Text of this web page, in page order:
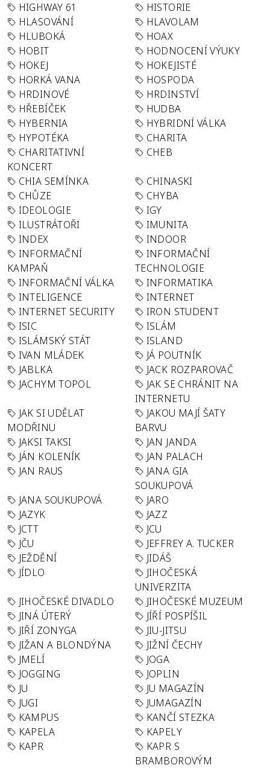
HIGHWAY 61
HISTORIE
HLASOVÁNÍ
HLAVOLAM
HLUBOKÁ
HOAX
HOBIT
HODNOCENÍ VÝUKY
HOKEJ
HOKEJISTÉ
HORKÁ VANA
HOSPODA
HRDINOVÉ
HRDINSTVÍ
HŘEBÍČEK
HUDBA
HYBERNIA
HYBRIDNÍ VÁLKA
HYPOTÉKA
CHARITA
CHARITATIVNÍ
KONCERT
CHEB
CHIA SEMÍNKA
CHINASKI
CHŮZE
CHYBA
IDEOLOGIE
IGY
ILUSTRÁTOŘI
IMUNITA
INDEX
INDOOR
INFORMAČNÍ
KAMPAŇ
INFORMAČNÍ
TECHNOLOGIE
INFORMAČNÍ VÁLKA
INFORMATIKA
INTELIGENCE
INTERNET
INTERNET SECURITY
IRON STUDENT
ISIC
ISLÁM
ISLÁMSKÝ STÁT
ISLAND
IVAN MLÁDEK
JÁ POUTNÍK
JABLKA
JACK ROZPAROVAČ
JACHYM TOPOL
JAK SE CHRÁNIT NA
INTERNETU
JAK SI UDĚLAT
MODŘINU
JAKOU MAJÍ ŠATY
BARVU
JAKSI TAKSI
JAN JANDA
JÁN KOLENÍK
JAN PALACH
JAN RAUS
JANA GIA
SOUKUPOVÁ
JANA SOUKUPOVÁ
JARO
JAZYK
JAZZ
JCTT
JCU
JČU
JEFFREY A. TUCKER
JEŽDĚNÍ
JIDÁŠ
JÍDLO
JIHOČESKÁ
UNIVERZITA
JIHOČESKÉ DIVADLO
JIHOČESKÉ MUZEUM
JINÁ ÚTERÝ
JÍŘÍ POSPÍŠIL
JIŘÍ ZONYGA
JIU-JITSU
JIŽAN A BLONDÝNA
JIŽNÍ ČECHY
JMELÍ
JOGA
JOGGING
JOPLIN
JU
JU MAGAZÍN
JUGI
JUMAGAZÍN
KAMPUS
KANČÍ STEZKA
KAPELA
KAPELY
KAPR
KAPR S
BRAMBOROVÝM